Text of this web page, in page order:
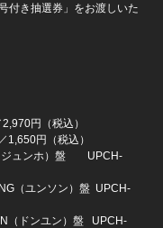
付き抽選券」をお渡しいた
円（税込）
円（税込）
ジュンホ）盤 UPCH-
（ユンソン）盤 UPCH-
（ドンユン）盤 UPCH-